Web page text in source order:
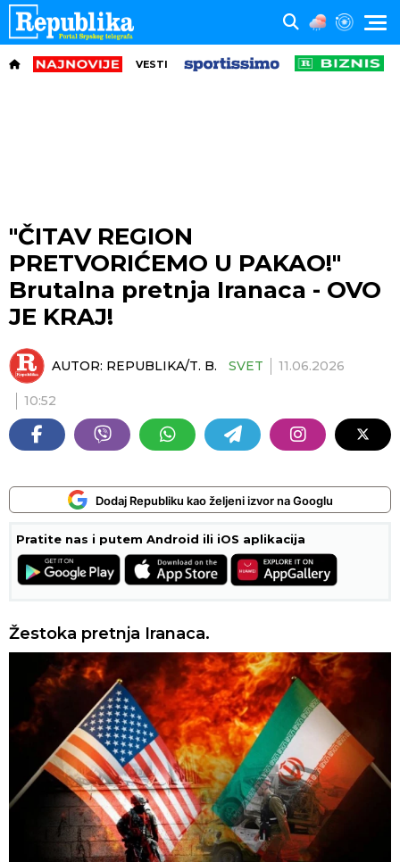
VESTI
"ČITAV REGION
PRETVORIĆEMO U PAKAO!"
Brutalna pretnja Iranaca - OVO
JE KRAJ!
AUTOR: REPUBLIKA/T. B. SVET 11.06.2026
10:52
Dodaj Republiku kao željeni izvor na Googlu
Pratite nas i putem Android ili iOS aplikacija
Žestoka pretnja Iranaca.